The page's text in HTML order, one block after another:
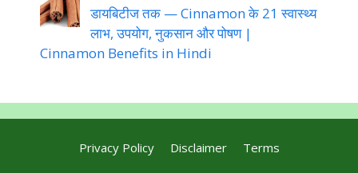
डायबिटीज तक — Cinnamon के 21 स्वास्थ्य
लाभ, उपयोग, नुकसान और पोषण |
Cinnamon Benefits in Hindi
Privacy Policy Disclaimer
Terms